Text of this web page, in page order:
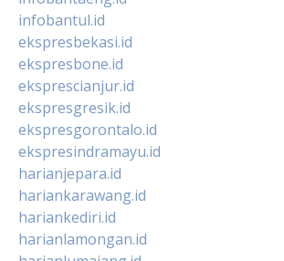
infobantul.id
ekspresbekasi.id
ekspresbone.id
eksprescianjur.id
ekspresgresik.id
ekspresgorontalo.id
ekspresindramayu.id
harianjepara.id
hariankarawang.id
hariankediri.id
harianlamongan.id